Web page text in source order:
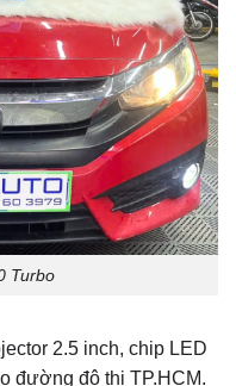
Turbo
2.5 inch, chip LED
đường đô thị TP.HCM.